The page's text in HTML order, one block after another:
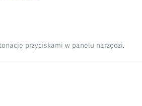
przyciskami w panelu narzędzi.